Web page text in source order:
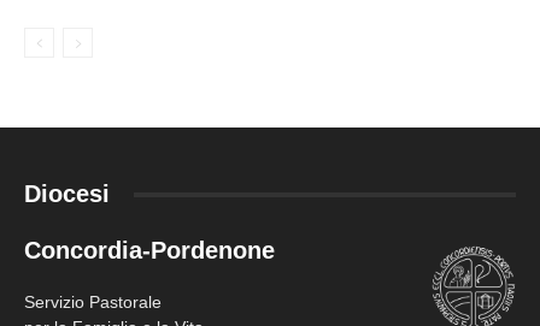
Diocesi
Concordia-Pordenone
Servizio Pastorale